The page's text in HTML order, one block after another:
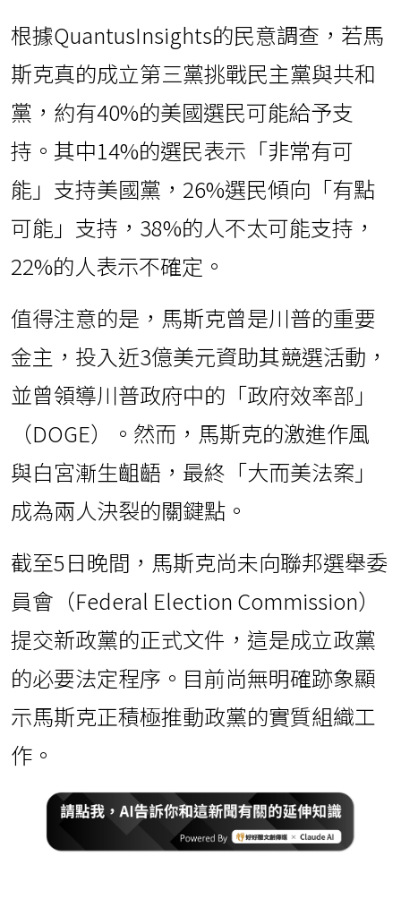
根據QuantusInsights的民意調查，若馬
斯克真的成立第三黨挑戰民主黨與共和
黨，約有40%的美國選民可能給予支
持。其中14%的選民表示「非常有可
能」支持美國黨，26%選民傾向「有點
可能」支持，38%的人不太可能支持，
22%的人表示不確定。
值得注意的是，馬斯克曾是川普的重要
金主，投入近3億美元資助其競選活動，
並曾領導川普政府中的「政府效率部」
（DOGE）。然而，馬斯克的激進作風
與白宮漸生齟齬，最終「大而美法案」
成為兩人決裂的關鍵點。
截至5日晚間，馬斯克尚未向聯邦選舉委
員會（Federal Election Commission）
提交新政黨的正式文件，這是成立政黨
的必要法定程序。目前尚無明確跡象顯
示馬斯克正積極推動政黨的實質組織工
作。